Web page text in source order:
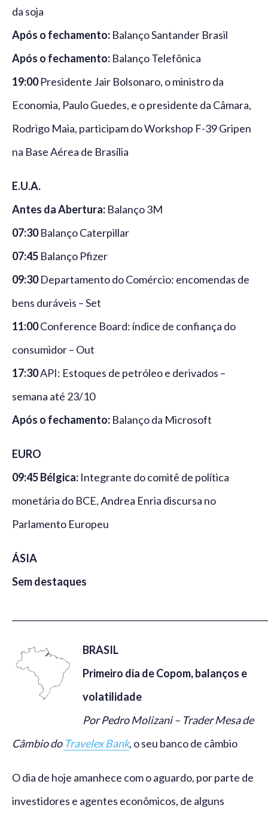
da soja
Após o fechamento: Balanço Santander Brasil
Após o fechamento: Balanço Telefônica
19:00Presidente Jair Bolsonaro, o ministro da
Economia, Paulo Guedes, e o presidente da Câmara,
Rodrigo Maia, participam do Workshop F-39 Gripen
na Base Aérea de Brasília
E.U.A.
Antes da Abertura: Balanço 3M
07:30Balanço Caterpillar
07:45 Balanço Pfizer
09:30Departamento do Comércio: encomendas de
bens duráveis – Set
11:00Conference Board: índice de confiança do
consumidor – Out
17:30API: Estoques de petróleo e derivados –
semana até 23/10
Após o fechamento: Balanço da Microsoft
EURO
09:45 Bélgica: Integrante do comitê de política
monetária do BCE, Andrea Enria discursa no
Parlamento Europeu
ÁSIA
Sem destaques
BRASIL
Primeiro dia de Copom, balanços e
volatilidade
Por Pedro Molizani – Trader Mesa de
Câmbio do Travelex Bank, o seu banco de câmbio
O dia de hoje amanhece com o aguardo, por parte de
investidores e agentes econômicos, de alguns